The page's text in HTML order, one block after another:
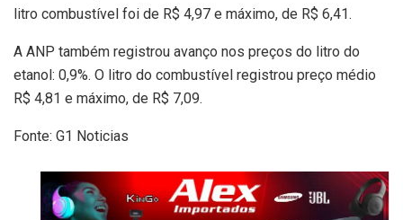
litro combustível foi de R$ 4,97 e máximo, de R$ 6,41.
A ANP também registrou avanço nos preços do litro do
etanol: 0,9%. O litro do combustível registrou preço médio
R$ 4,81 e máximo, de R$ 7,09.
Fonte: G1 Noticias